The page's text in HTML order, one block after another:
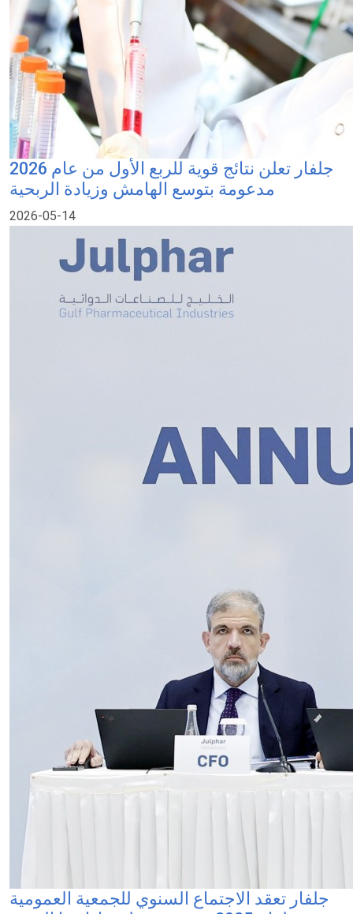
جلفار تعلن نتائج قوية للربع الأول من عام 2026
مدعومة بتوسع الهامش وزيادة الربحية
2026-05-14
جلفار تعقد الاجتماع السنوي للجمعية العمومية